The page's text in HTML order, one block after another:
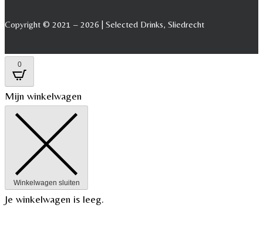
Copyright © 2021 – 2026 | Selected Drinks, Sliedrecht
0
Mijn winkelwagen
Winkelwagen sluiten
Je winkelwagen is leeg.